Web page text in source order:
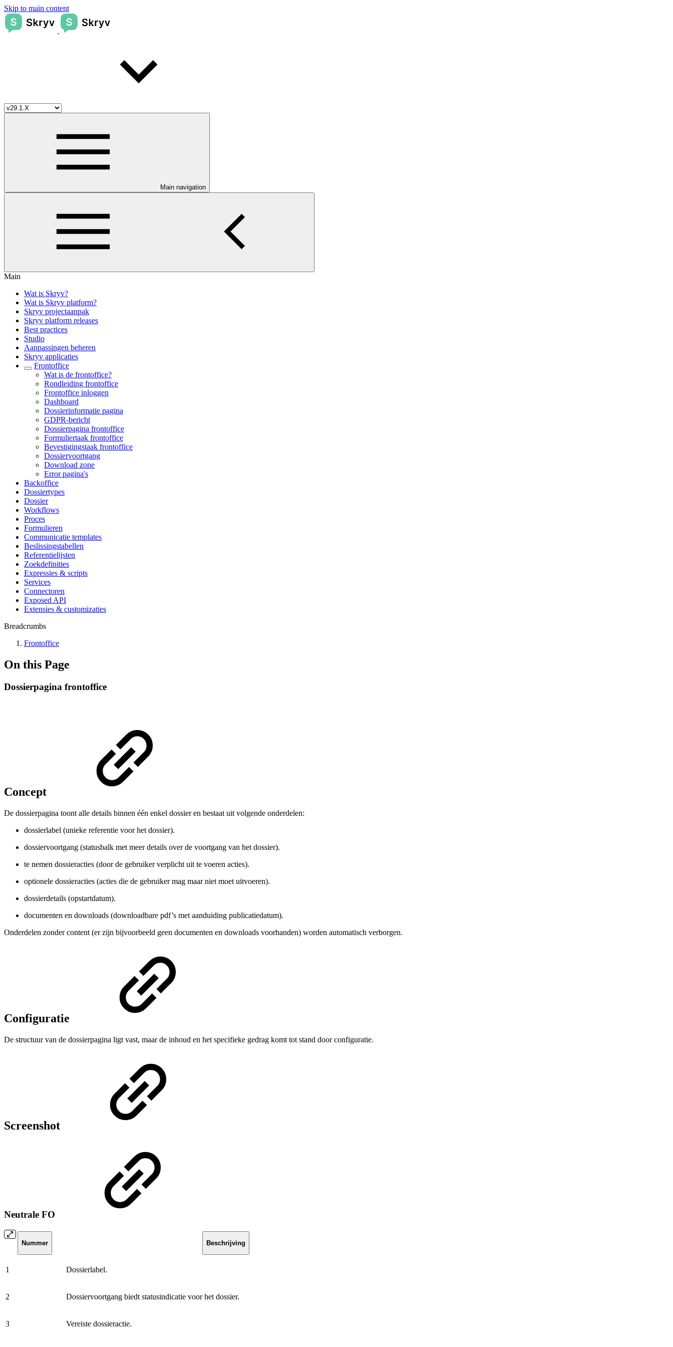
Skip to main content
Main navigation
Main
Wat is Skryv?
Wat is Skryv platform?
Skryv projectaanpak
Skryv platform releases
Best practices
Studio
Aanpassingen beheren
Skryv applicaties
Frontoffice
Wat is de frontoffice?
Rondleiding frontoffice
Frontoffice inloggen
Dashboard
Dossierinformatie pagina
GDPR-bericht
Dossierpagina frontoffice
Formuliertaak frontoffice
Bevestigingstaak frontoffice
Dossiervoortgang
Download zone
Error pagina's
Backoffice
Dossiertypes
Dossier
Workflows
Proces
Formulieren
Communicatie templates
Beslissingstabellen
Referentielijsten
Zoekdefinities
Expressies & scripts
Services
Connectoren
Exposed API
Extensies & customizaties
Breadcrumbs
Frontoffice
On this Page
Dossierpagina frontoffice
Concept
De dossierpagina toont alle details binnen één enkel dossier en bestaat uit volgende onderdelen:
dossierlabel (unieke referentie voor het dossier).
dossiervoortgang (statusbalk met meer details over de voortgang van het dossier).
te nemen dossieracties (door de gebruiker verplicht uit te voeren acties).
optionele dossieracties (acties die de gebruiker mag maar niet moet uitvoeren).
dossierdetails (opstartdatum).
documenten en downloads (downloadbare pdf’s met aanduiding publicatiedatum).
Onderdelen zonder content (er zijn bijvoorbeeld geen documenten en downloads voorhanden) worden automatisch verborgen.
Configuratie
De structuur van de dossierpagina ligt vast, maar de inhoud en het specifieke gedrag komt tot stand door configuratie.
Screenshot
Neutrale FO
Nummer Beschrijving
1 Dossierlabel.
2 Dossiervoortgang biedt statusindicatie voor het dossier.
3 Vereiste dossieractie.